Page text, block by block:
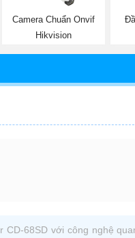
Camera Chuẩn Onvif
Hikvision
CD-68SD với công nghệ